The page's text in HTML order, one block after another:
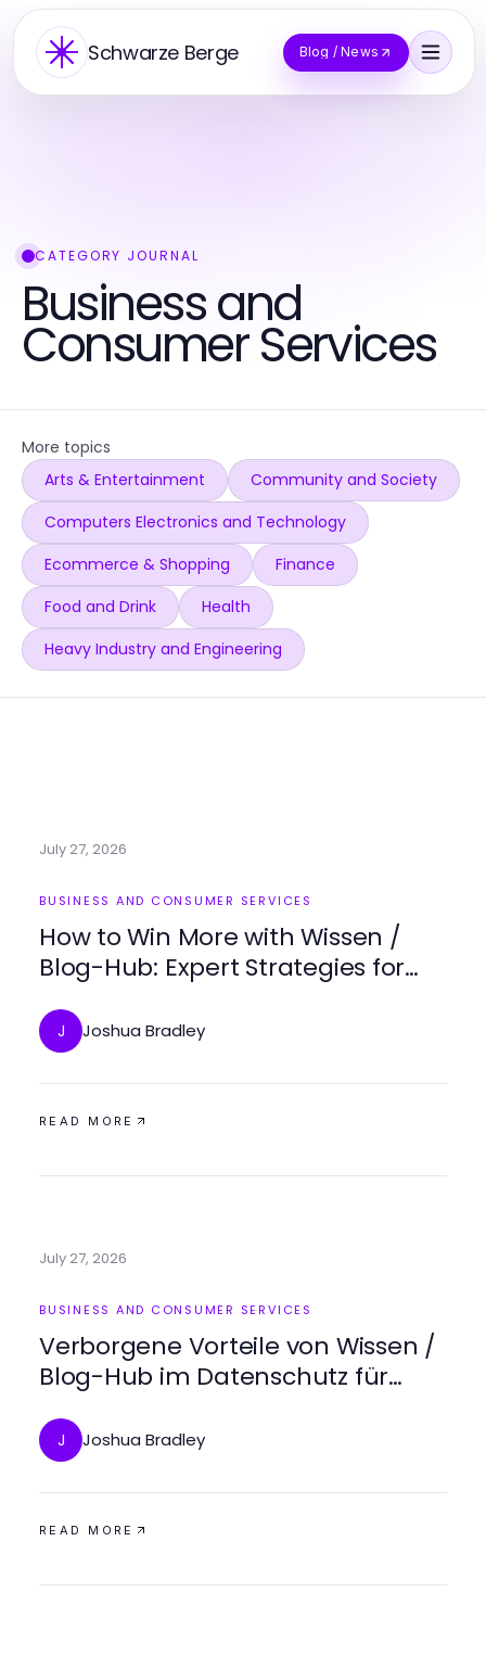
Schwarze Berge Blog / News
CATEGORY JOURNAL
Business and
Consumer Services
More topics
Arts & Entertainment
Community and Society
Computers Electronics and Technology
Ecommerce & Shopping
Finance
Food and Drink
Health
Heavy Industry and Engineering
July 27, 2026
BUSINESS AND CONSUMER SERVICES
How to Win More with Wissen /
Blog-Hub: Expert Strategies for
J Joshua Bradley
READ MORE
July 27, 2026
BUSINESS AND CONSUMER SERVICES
Verborgene Vorteile von Wissen /
Blog-Hub im Datenschutz für
J Joshua Bradley
READ MORE